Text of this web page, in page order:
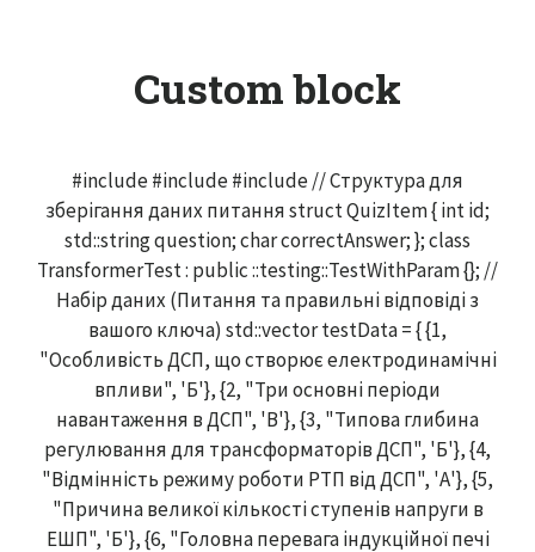
Custom block
#include#include#include// Структура для
зберігання даних питання struct QuizItem { int id;
std::string question; char correctAnswer; }; class
TransformerTest : public ::testing::TestWithParam{}; //
Набір даних (Питання та правильні відповіді з
вашого ключа) std::vectortestData = { {1,
"Особливість ДСП, що створює електродинамічні
впливи", 'Б'}, {2, "Три основні періоди
навантаження в ДСП", 'В'}, {3, "Типова глибина
регулювання для трансформаторів ДСП", 'Б'}, {4,
"Відмінність режиму роботи РТП від ДСП", 'А'}, {5,
"Причина великої кількості ступенів напруги в
ЕШП", 'Б'}, {6, "Головна перевага індукційної печі